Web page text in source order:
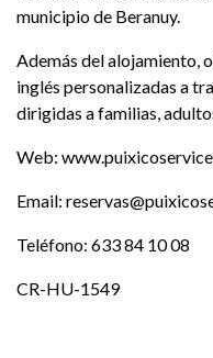
municipio de Beranuy.
Además del alojamiento,
inglés personalizadas a
dirigidas a familias,
Web:
Email:
Teléfono: 633 84 10 08
CR-HU-1549